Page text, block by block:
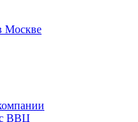
Москве
ВВЦ